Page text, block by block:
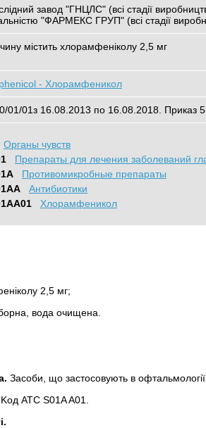
завод "ГНЦЛС" (всі стадії
"ФАРМЕКС ГРУП" (всі стадії
містить хлорамфеніколу 2,5 мг
- Хлорамфеникол
01/01з 16.08.2013 по 16.08.2018. Приказ
Органы чувств
Препараты для лечения заболеваний
Противомикробные препараты
Антибиотики
Хлорамфеникол
2,5 мг;
вода очищена.
Засоби, що застосовують в офтальмології
ATC S01A A01.